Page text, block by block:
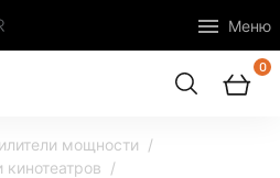
Меню
0
мощности